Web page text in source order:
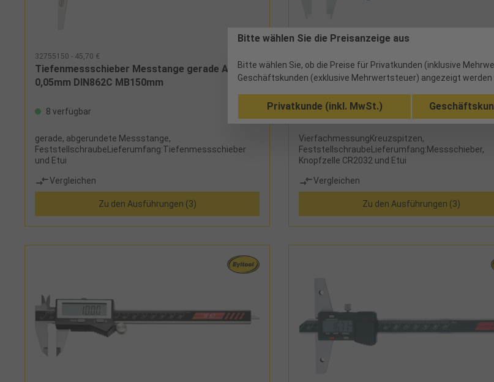
32755150 - 45,70 €
Tiefenmessschieber Messtange gerade Abl.
0,05mm DIN862C MB150mm
8 verfügbar
gerade, abgerundete Messstange,
FeststellschraubeLieferumfang:Tiefenmessschieber
und Etui
Vergleichen
Zu den Ausführungen (3)
Messschieber Digital IP67 Abl. 0,01mm
rundes Tiefenmaß MB150mm
89 verfügbar
VierfachmessungKreuzspitzen,
FeststellschraubeLieferumfang:Messschieber,
Knopfzelle CR2032 und Etui
Vergleichen
Zu den Ausführungen (3)
Bitte wählen Sie die Preisanzeige aus
Bitte wählen Sie, ob die Preise für Privatkunden (inklusive
Geschäftskunden (exklusive Mehrwertsteuer) angezeigt werden
Privatkunde (inkl. MwSt.)